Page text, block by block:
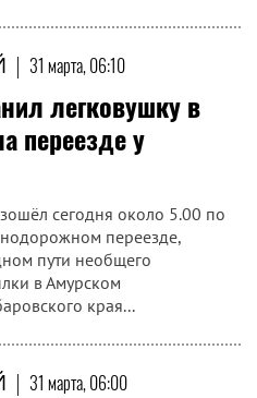
| 31 марта, 06:10
легковушку в
переезде у
сегодня около 5.00 по
переезде,
пути необщего
в Амурском
края...
| 31 марта, 06:00